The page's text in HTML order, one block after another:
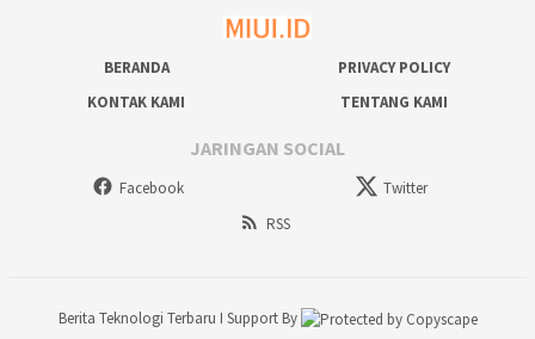
BERANDA
PRIVACY POLICY
KONTAK KAMI
TENTANG KAMI
JARINGAN SOCIAL
Facebook
Twitter
RSS
Berita Teknologi Terbaru I Support By